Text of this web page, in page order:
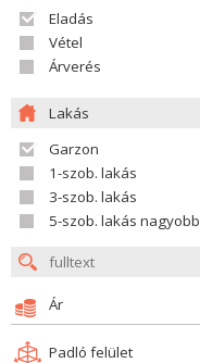
Eladás
Vétel
Árverés
Lakás
Garzon
1-szob. lakás
3-szob. lakás
5-szob. lakás nagyobb
Ár
Padló felület